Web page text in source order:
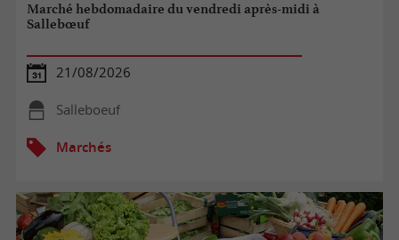
Marché hebdomadaire du vendredi après-midi à
Sallebœuf
21/08/2026
Salleboeuf
Marchés